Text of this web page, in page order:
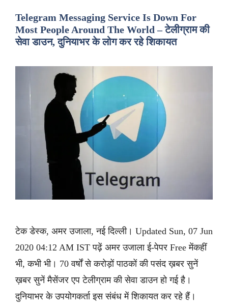
Telegram Messaging Service Is Down For
Most People Around The World – टेलीग्राम की
सेवा डाउन, दुनियाभर के लोग कर रहे शिकायत
टेक डेस्क, अमर उजाला, नई दिल्ली। Updated Sun, 07 Jun
2020 04:12 AM IST पढ़ें अमर उजाला ई-पेपर Free मेंकहीं
भी, कभी भी। 70 वर्षों से करोड़ों पाठकों की पसंद ख़बर सुनें
ख़बर सुनें मैसेंजर एप टेलीग्राम की सेवा डाउन हो गई है।
दुनियाभर के उपयोगकर्ता इस संबंध में शिकायत कर रहे हैं।